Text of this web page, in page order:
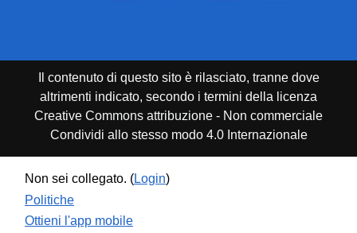
Il contenuto di questo sito è rilasciato, tranne dove
altrimenti indicato, secondo i termini della licenza
Creative Commons attribuzione - Non commerciale
Condividi allo stesso modo 4.0 Internazionale
Non sei collegato. (Login)
Politiche
Ottieni l'app mobile